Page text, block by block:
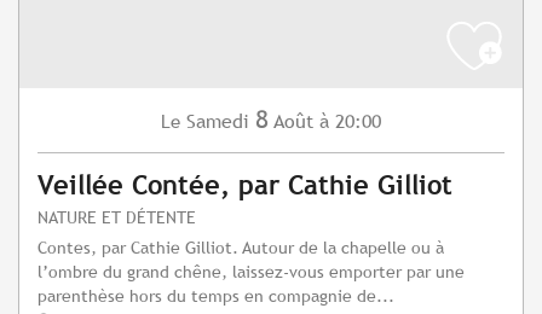
Le Samedi 8 Août à 20:00
Veillée Contée, par Cathie Gilliot
NATURE ET DÉTENTE
Contes, par Cathie Gilliot. Autour de la chapelle ou à
l’ombre du grand chêne, laissez-vous emporter par une
parenthèse hors du temps en compagnie de...